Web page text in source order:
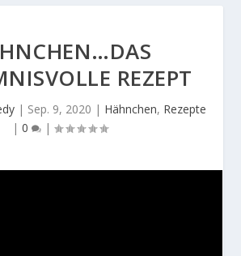
REZEPT
| Sep. 9, 2020 | Hähnchen, Rezepte
| 0 |